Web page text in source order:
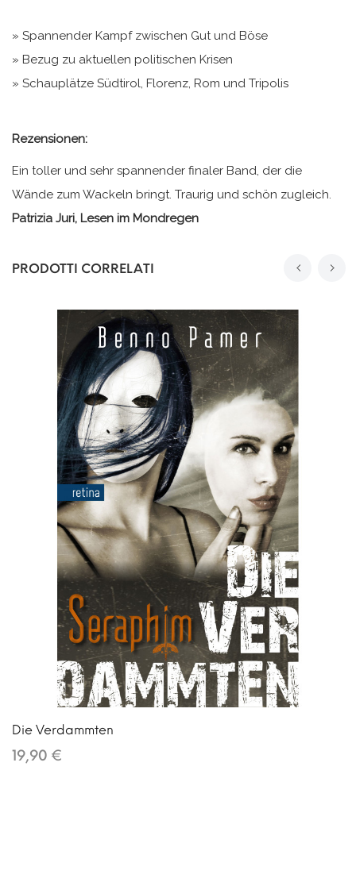
» Spannender Kampf zwischen Gut und Böse
» Bezug zu aktuellen politischen Krisen
» Schauplätze Südtirol, Florenz, Rom und Tripolis
Rezensionen:
Ein toller und sehr spannender finaler Band, der die
Wände zum Wackeln bringt. Traurig und schön zugleich.
Patrizia Juri, Lesen im Mondregen
PRODOTTI CORRELATI
Die Verdammten
19,90 €